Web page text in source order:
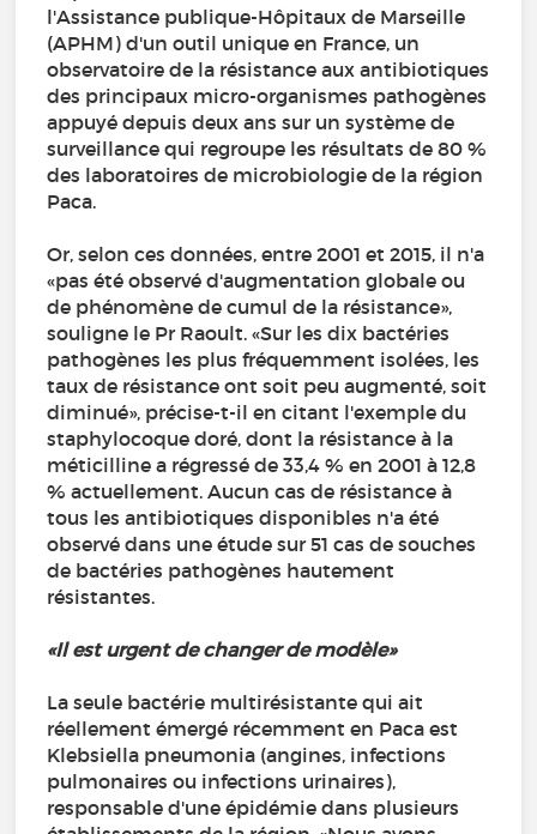
l'Assistance publique-Hôpitaux de Marseille
(APHM) d'un outil unique en France, un
observatoire de la résistance aux antibiotiques
des principaux micro-organismes pathogènes
appuyé depuis deux ans sur un système de
surveillance qui regroupe les résultats de 80 %
des laboratoires de microbiologie de la région
Paca.
Or, selon ces données, entre 2001 et 2015, il n'a
«pas été observé d'augmentation globale ou
de phénomène de cumul de la résistance»,
souligne le Pr Raoult. «Sur les dix bactéries
pathogènes les plus fréquemment isolées, les
taux de résistance ont soit peu augmenté, soit
diminué», précise-t-il en citant l'exemple du
staphylocoque doré, dont la résistance à la
méticilline a régressé de 33,4 % en 2001 à 12,8
% actuellement. Aucun cas de résistance à
tous les antibiotiques disponibles n'a été
observé dans une étude sur 51 cas de souches
de bactéries pathogènes hautement
résistantes.
«Il est urgent de changer de modèle»
La seule bactérie multirésistante qui ait
réellement émergé récemment en Paca est
Klebsiella pneumonia (angines, infections
pulmonaires ou infections urinaires),
responsable d'une épidémie dans plusieurs